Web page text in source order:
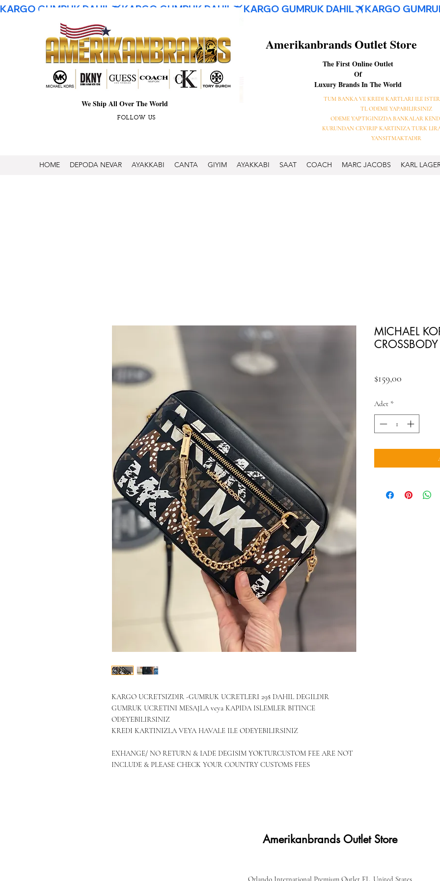
KARGO GUMRUK DAHIL
We Ship All Over The World
Amerikanbrands Outlet Store
The First Online Outlet
Of
Luxury Brands In The World
FOLLOW US
TUM BANKA VE KREDI KARTLARI ILE
TL ODEME YAPABILIRSINIZ
ODEME YAPTIGINIZDA BANKALAR
KURUNDAN CEVIRIP KARTINIZA TURK
YANSITMAKTADIR
HOME DEPODA NEVAR AYAKKABI CANTA GIYIM AYAKKABI SAAT COACH MARC JACOBS KARL
KARGO UCRETSIZDIR -GUMRUK UCRETLERI 29$ DAHIL DEGILDIR
GUMRUK UCRETINI MESAJLA veya KAPIDA ISLEMLER BITINCE
ODEYEBILIRSINIZ
KREDI KARTINIZLA VEYA HAVALE ILE ODEYEBILIRSINIZ
EXHANGE/ NO RETURN & IADE DEGISIM YOKTURCUSTOM FEE ARE NOT
INCLUDE & PLEASE CHECK YOUR COUNTRY CUSTOMS FEES
MICHAEL
CROSSBODY
$159,00
Adet *
Amerikanbrands Outlet Store
Orlando International Premium Outlet FL, United States